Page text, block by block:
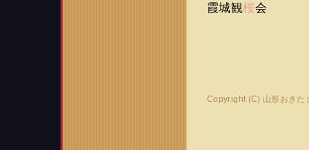
霞城観桜
Copyright (C) 山形おき